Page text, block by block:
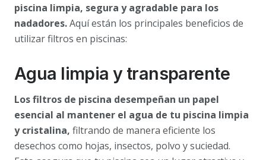
piscina limpia, segura y agradable para los
nadadores.Aquí están los principales beneficios de
utilizar filtros en piscinas:
Agua limpia y transparente
Los filtros de piscina desempeñan un papel
esencial al mantener el agua de tu piscina limpia
y cristalina, filtrando de manera eficiente los
desechos como hojas, insectos, polvo y suciedad.